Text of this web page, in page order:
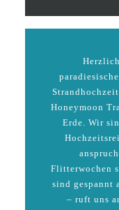
Honeymoon
Erde. Wir
Flitterwochen
sind gespannt
– ruft uns